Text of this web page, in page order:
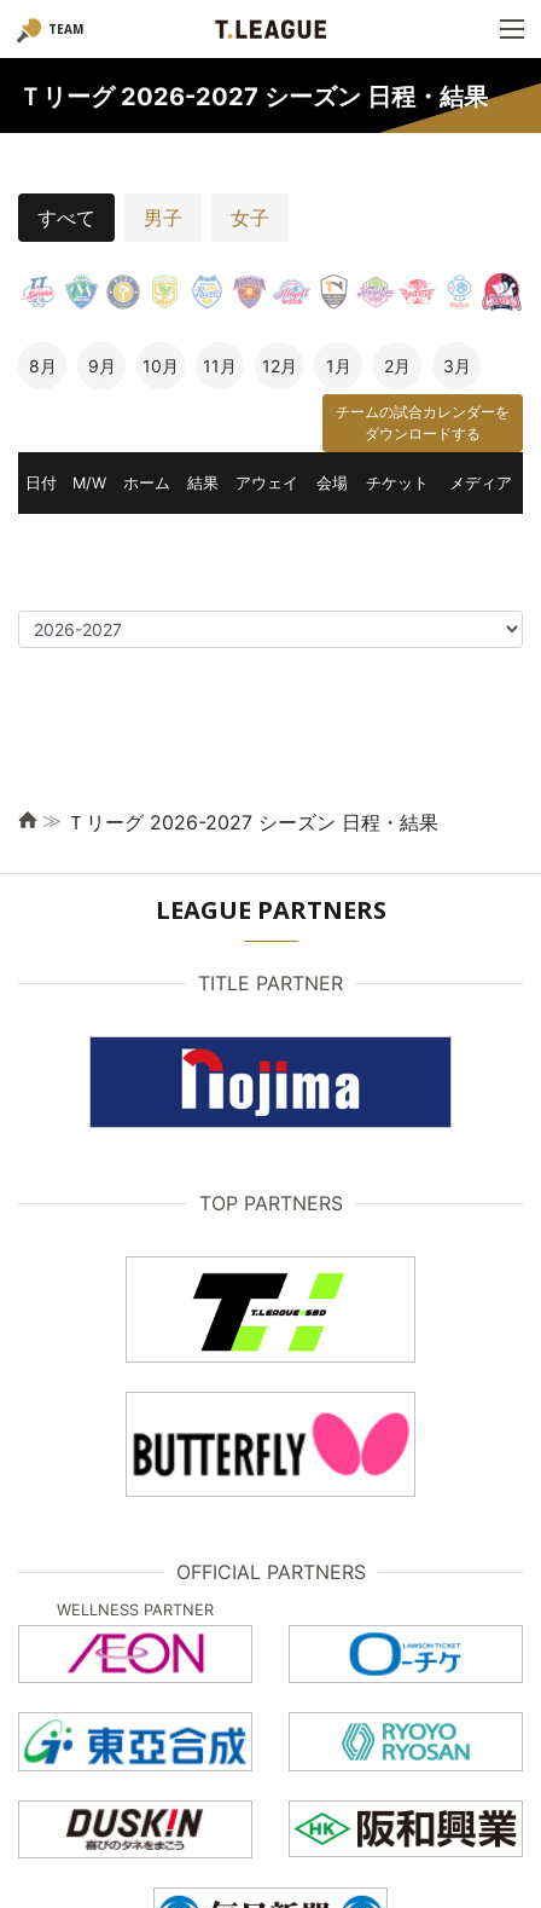
TEAM
Ｔリーグ 2026-2027 シーズン 日程・結果
すべて 男子 女子
8月 9月 10月 11月 12月 1月 2月 3月
チームの試合カレンダーを
ダウンロードする
日付 M/W ホーム 結果 アウェイ 会場 チケット メディア
≫ Ｔリーグ 2026-2027 シーズン 日程・結果
LEAGUE PARTNERS
TITLE PARTNER
TOP PARTNERS
OFFICIAL PARTNERS
WELLNESS PARTNER